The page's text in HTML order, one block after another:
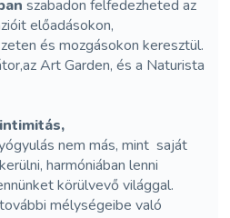
szabadon felfedezheted az
előadásokon,
és mozgásokon keresztül.
Art Garden, és a Naturista
nem más, mint saját
harmóniában lenni
körülvevő világgal.
mélységeibe való